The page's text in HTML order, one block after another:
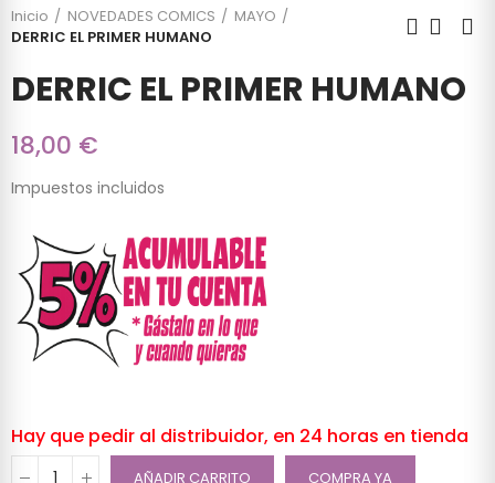
Inicio NOVEDADES COMICS
MAYO
DERRIC EL PRIMER HUMANO
DERRIC EL PRIMER HUMANO
18,00 €
Impuestos incluidos
Hay que pedir al distribuidor, en 24 horas en tienda
AÑADIR CARRITO COMPRA YA